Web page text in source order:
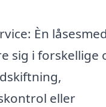
Èn
sig i forskellige
eller